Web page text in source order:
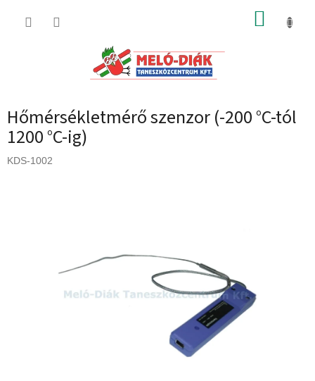
KOSÁR
Hőmérsékletmérő szenzor (-200 °C-tól
1200 °C-ig)
KDS-1002